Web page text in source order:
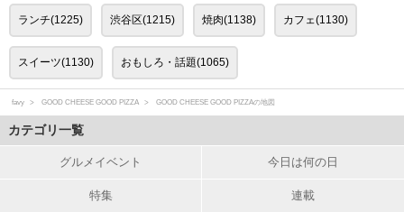
ランチ(1225) 渋谷区(1215) 焼肉(1138) カフェ(1130)
スイーツ(1130) おもしろ・話題(1065)
favy GOOD CHEESE GOOD PIZZA GOOD CHEESE GOOD PIZZAの地図
カテゴリ一覧
グルメイベント 今日は何の日
特集 連載